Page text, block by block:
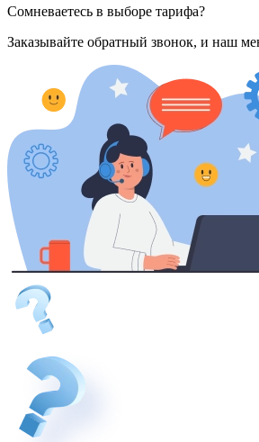
Сомневаетесь в выборе тарифа?
Заказывайте обратный звонок, и наш